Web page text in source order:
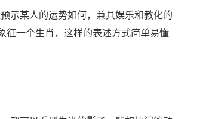
示某人的运势如何，兼具娱乐和教化的
征一个生肖，这样的表述方式简单易懂